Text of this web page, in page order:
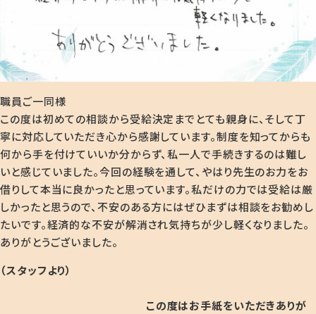
職員ご一同様
この度は初めての相談から受給決定までとても親身に、そして丁
寧に対応していただき心から感謝しています。制度を知ってからも
何から手を付けていいか分からず、私一人で手続きするのは難し
いと感じていました。今回の経験を通して、やはり先生のお力をお
借りして本当に良かったと思っています。私だけの力では受給は厳
しかったと思うので、不安のある方にはぜひまずは相談をお勧めし
たいです。経済的な不安が解消され気持ちが少し軽くなりました。
ありがとうございました。
（スタッフより）
この度はお手紙をいただきありが